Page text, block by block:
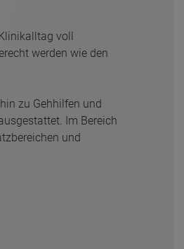
voll
werden wie den
zu Gehhilfen und
Im Bereich
und